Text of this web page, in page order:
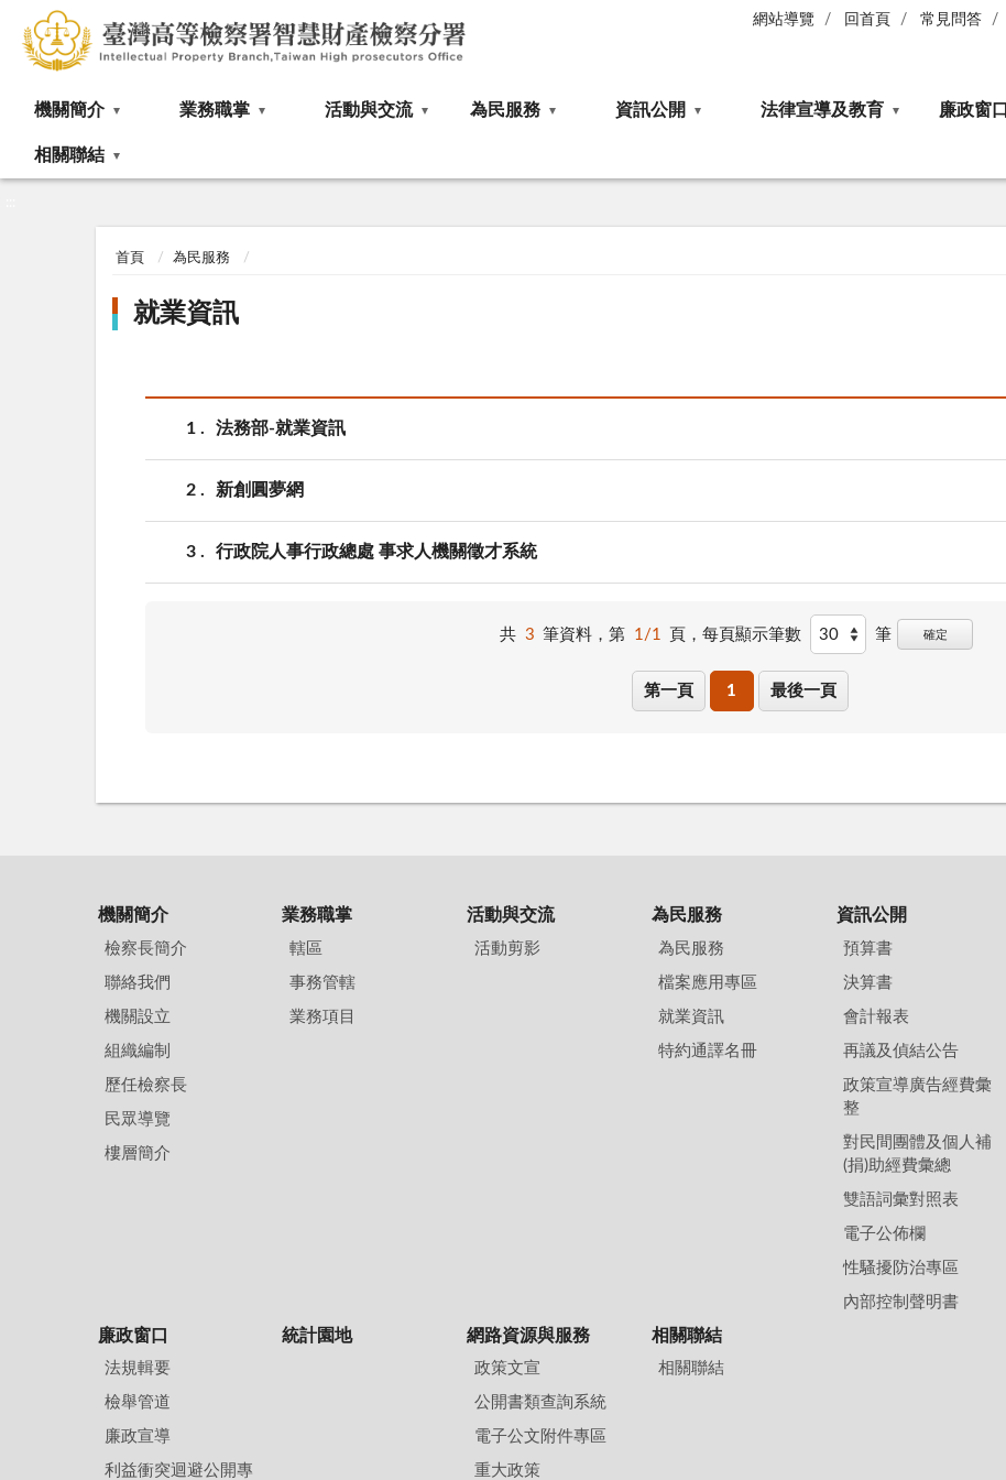
網站導覽 回首頁 常見問答
機關簡介 業務職掌 活動與交流 為民服務 資訊公開 法律宣導及教育 廉政窗口
相關聯結
首頁 為民服務
就業資訊
1 法務部-就業資訊
2 新創圓夢網
3 行政院人事行政總處 事求人機關徵才系統
共 3 筆資料，第 1/1 頁，每頁顯示筆數 筆 確定
第一頁 1 最後一頁
機關簡介
檢察長簡介
聯絡我們
機關設立
組織編制
歷任檢察長
民眾導覽
樓層簡介
業務職掌
轄區
事務管轄
業務項目
活動與交流
活動剪影
為民服務
為民服務
檔案應用專區
就業資訊
特約通譯名冊
資訊公開
預算書
決算書
會計報表
再議及偵結公告
政策宣導廣告經費彙
整
對民間團體及個人補
(捐)助經費彙總
雙語詞彙對照表
電子公佈欄
性騷擾防治專區
內部控制聲明書
廉政窗口
法規輯要
檢舉管道
廉政宣導
利益衝突迴避公開專
統計園地 網路資源與服務
政策文宣
公開書類查詢系統
電子公文附件專區
重大政策
相關聯結
相關聯結